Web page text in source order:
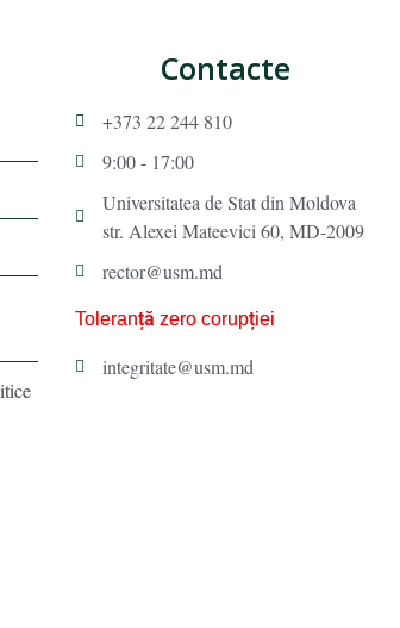
Contacte
+373 22 244 810
9:00 - 17:00
Universitatea de Stat din Moldova
str. Alexei Mateevici 60, MD-2009
rector@usm.md
Toleranță zero corupției
integritate@usm.md